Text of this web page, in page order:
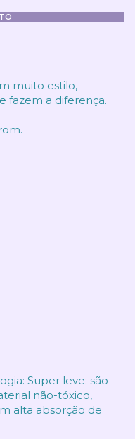
muito estilo,
fazem a diferença.
Super leve: são
não-tóxico,
alta absorção de